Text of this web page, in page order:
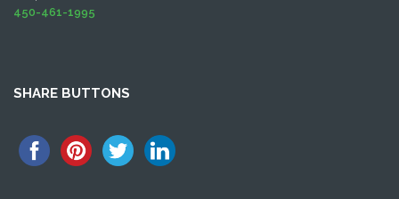
450-461-1995
SHARE BUTTONS